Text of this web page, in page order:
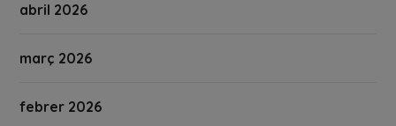
abril 2026
març 2026
febrer 2026